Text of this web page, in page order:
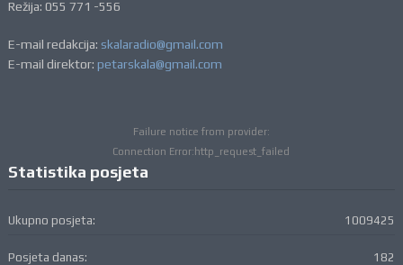
Režija: 055 771 -556
E-mail redakcija: skalaradio@gmail.com
E-mail direktor: petarskala@gmail.com
Failure notice from provider:
Connection Error:http_request_failed
Statistika posjeta
1009425
Ukupno posjeta:
182
Posjeta danas: